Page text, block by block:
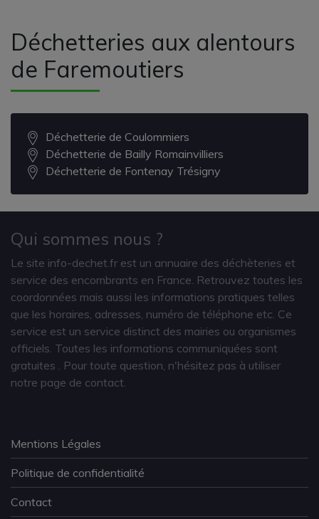
Déchetteries aux alentours
de Faremoutiers
Déchetterie de Coulommiers
Déchetterie de Bailly Romainvilliers
Déchetterie de Fontenay Trésigny
Qui sommes nous ?
Le site info-dechet.fr est un annuaire des déchèteries et
service des encombrants en France. Retrouvez toutes les
coordonnées mais aussi les informations pratiques telles
que les horaires, adresses, numéro de téléphone etc. Ce
service est un service distinct des mairies ou organismes
officiels. Toutes les informations communiquées sont
gratuites
. Pour toute question, n'hésitez pas à utiliser
notre page de contact.
Mentions Légales
Politique de confidentialité
Contact